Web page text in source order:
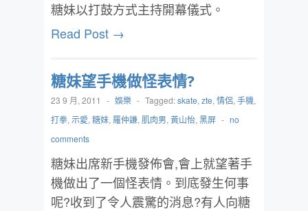
糖妹以打鼓方式主持開幕儀式。
Read Post →
糖妹望手機做怪表情?
23 9 月, 2011 - 娛樂 - Tagged:skate, zte, 情侶, 手機,
打拳, 示愛, 糖妹, 羅仲謙, 肌肉男, 黃山怡, 黑屏 - no
comments
糖妹出席新手機發佈會,會上就望著手
機做出了一個怪表情。到底發生何事
呢?收到了令人震驚的消息?有人向糖